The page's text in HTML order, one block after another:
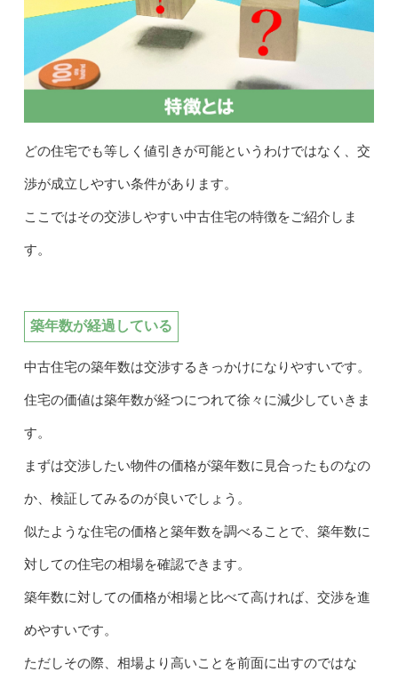
どの住宅でも等しく値引きが可能というわけではなく、交
渉が成立しやすい条件があります。
ここではその交渉しやすい中古住宅の特徴をご紹介しま
す。
築年数が経過している
中古住宅の築年数は交渉するきっかけになりやすいです。
住宅の価値は築年数が経つにつれて徐々に減少していきま
す。
まずは交渉したい物件の価格が築年数に見合ったものなの
か、検証してみるのが良いでしょう。
似たような住宅の価格と築年数を調べることで、築年数に
対しての住宅の相場を確認できます。
築年数に対しての価格が相場と比べて高ければ、交渉を進
めやすいです。
ただしその際、相場より高いことを前面に出すのではな